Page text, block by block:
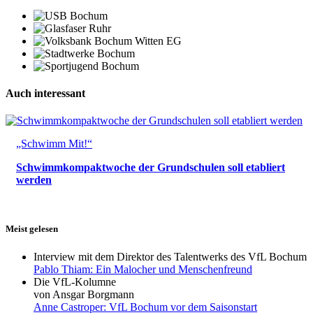
Auch interessant
„Schwimm Mit!“
Schwimmkompaktwoche der Grundschulen soll etabliert
werden
Meist gelesen
Interview mit dem Direktor des Talentwerks des VfL Bochum
Pablo Thiam: Ein Malocher und Menschenfreund
Die VfL-Kolumne
von Ansgar Borgmann
Anne Castroper: VfL Bochum vor dem Saisonstart